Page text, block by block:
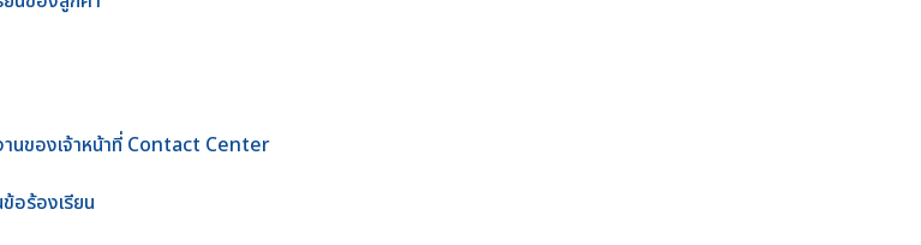
านของเจ้าหน้าที่ Contact Center
อร้องเรียน